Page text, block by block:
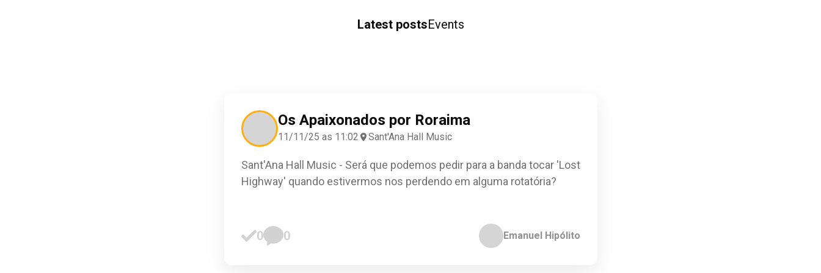
Latest postsEvents
Os Apaixonados por Roraima
11/11/25 as 11:02 Sant'Ana Hall Music
Sant'Ana Hall Music - Será que podemos pedir para a banda tocar 'Lost
Highway' quando estivermos nos perdendo em alguma rotatória?
0 0 Emanuel Hipólito